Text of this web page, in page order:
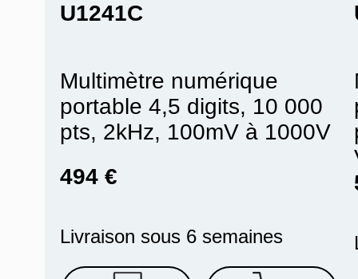
U1241C
Multimètre numérique
portable 4,5 digits, 10 000
pts, 2kHz, 100mV à 1000V
494 €
Livraison sous 6 semaines